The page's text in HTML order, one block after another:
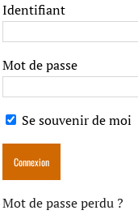
Identifiant
Mot de passe
Se souvenir de moi
Mot de passe perdu ?